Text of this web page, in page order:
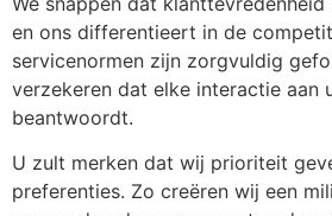
en ons differentieert in de
servicenormen zijn zorgvuldig
verzekeren dat elke interactie aan
beantwoordt.
U zult merken dat wij prioriteit
preferenties. Zo creëren wij een